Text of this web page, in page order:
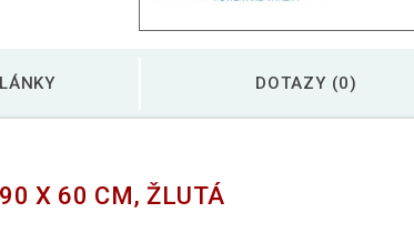
DOTAZY (0)
X 60 CM, ŽLUTÁ